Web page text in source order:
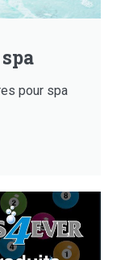
pour spa